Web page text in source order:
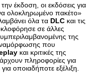
έκδοση, οι εκδόσεις για
ολοκληρωμένο πακέτο»
όλα τα DLC και τις
σε άλλες
της
που
και κριτικές της
πληροφορίες για
οποιαδήποτε εξέλιξη.